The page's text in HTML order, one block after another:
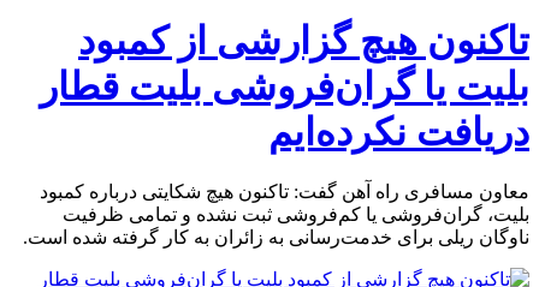
تاکنون هیچ گزارشی از کمبود
بلیت یا گران‌فروشی بلیت قطار
دریافت نکرده‌ایم
معاون مسافری راه آهن گفت: تاکنون هیچ شکایتی درباره کمبود
بلیت، گران‌فروشی یا کم‌فروشی ثبت نشده و تمامی ظرفیت
ناوگان ریلی برای خدمت‌رسانی به زائران به کار گرفته شده است.